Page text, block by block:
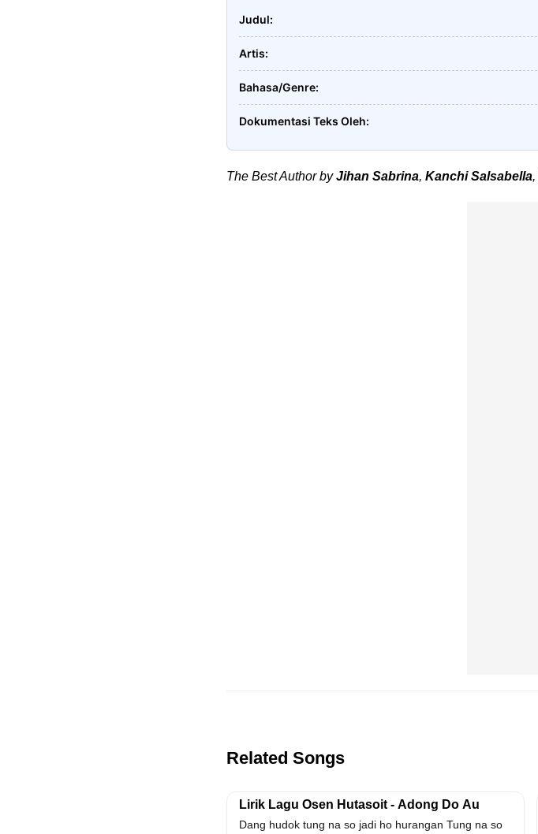
Judul
Artis
Bahasa/Genre
Dokumentasi Teks Oleh
The Best Author byJihan Sabrina, Kanchi Salsabella,
Related Songs
Lirik Lagu Osen Hutasoit - Adong Do Au
Dang hudok tung na so jadi ho hurangan Tung na so